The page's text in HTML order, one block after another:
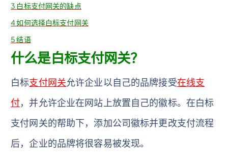
3 白标支付网关的缺点
4如何选择白标支付网关
5结语
什么是白标支付网关？
白标支付网关允许企业以自己的品牌接受在线支
付，并允许企业在网站上放置自己的徽标。在白标
支付网关的帮助下，添加公司徽标并更改支付流程
后，企业的品牌将很容易被发现。